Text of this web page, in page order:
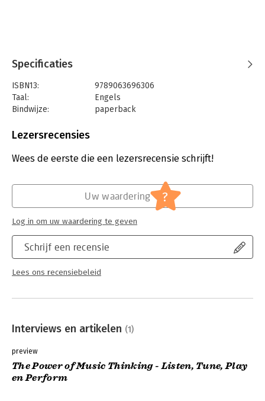
Specificaties
ISBN13:
9789063696306
Taal:
Engels
Bindwijze:
paperback
Uitgever:
Verschijningsdatum:
25-4-2022
Lezersrecensies
Wees de eerste die een lezersrecensie schrijft!
Schrijf een recensie
Lees ons recensiebeleid
Uw waardering ?
Log in om uw waardering te geven
Interviews en artikelen (1)
preview
The Power of Music Thinking - Listen, Tune, Play
en Perform